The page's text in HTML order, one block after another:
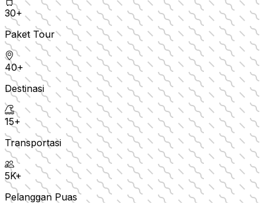
30+
Paket Tour
40+
Destinasi
15+
Transportasi
5K+
Pelanggan Puas